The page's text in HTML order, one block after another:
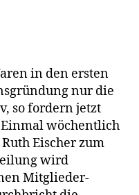
in den ersten
nur die
so fordern jetzt
Einmal wöchentlich
Eischer zum
wird
Mitglieder-